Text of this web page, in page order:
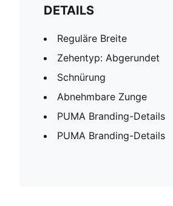
DETAILS
Reguläre Breite
Zehentyp: Abgerundet
Schnürung
Abnehmbare Zunge
PUMA Branding-Details
PUMA Branding-Details